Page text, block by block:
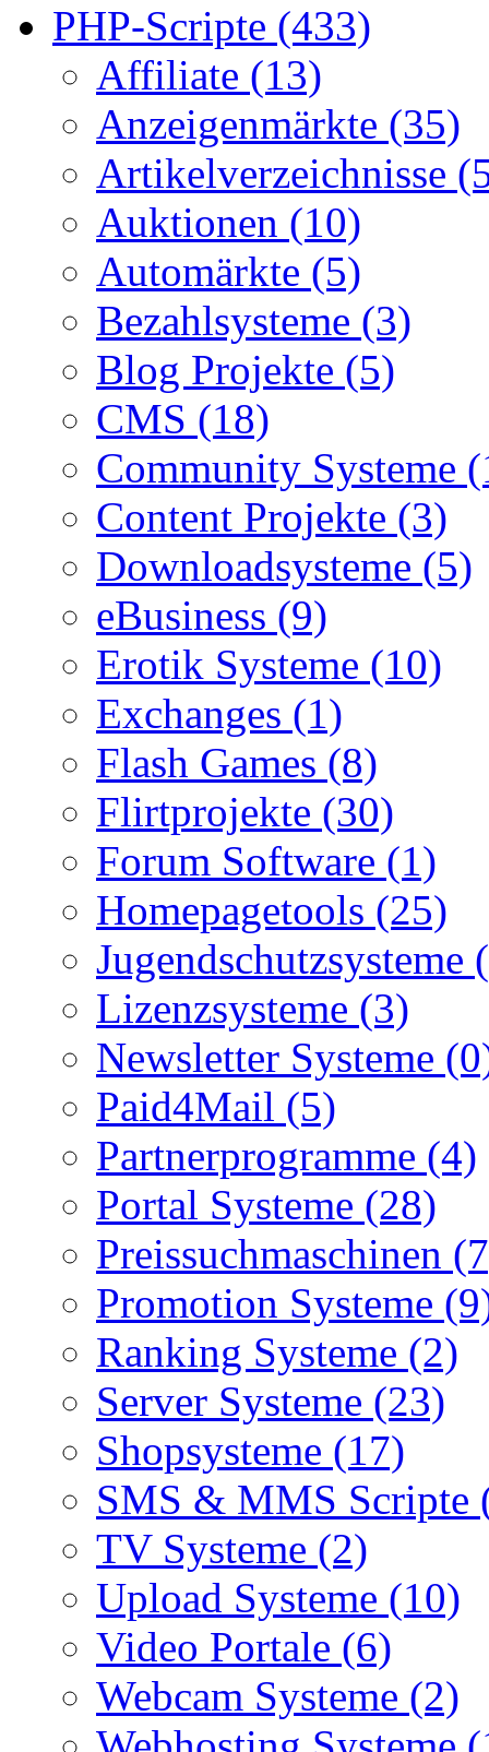
PHP-Scripte (433)
Affiliate (13)
Anzeigenmärkte (35)
Artikelverzeichnisse
Auktionen (10)
Automärkte (5)
Bezahlsysteme (3)
Blog Projekte (5)
CMS (18)
Community Systeme
Content Projekte (3)
Downloadsysteme (5)
eBusiness (9)
Erotik Systeme (10)
Exchanges (1)
Flash Games (8)
Flirtprojekte (30)
Forum Software (1)
Homepagetools (25)
Jugendschutzsysteme
Lizenzsysteme (3)
Newsletter Systeme
Paid4Mail (5)
Partnerprogramme (4)
Portal Systeme (28)
Preissuchmaschinen
Promotion Systeme
Ranking Systeme (2)
Server Systeme (23)
Shopsysteme (17)
SMS & MMS Scripte
TV Systeme (2)
Upload Systeme (10)
Video Portale (6)
Webcam Systeme (2)